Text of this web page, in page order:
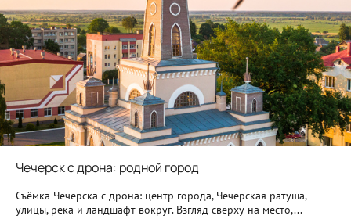
Чечерск с дрона: родной город
Съёмка Чечерска с дрона: центр города, Чечерская ратуша,
улицы, река и ландшафт вокруг. Взгляд сверху на место,...